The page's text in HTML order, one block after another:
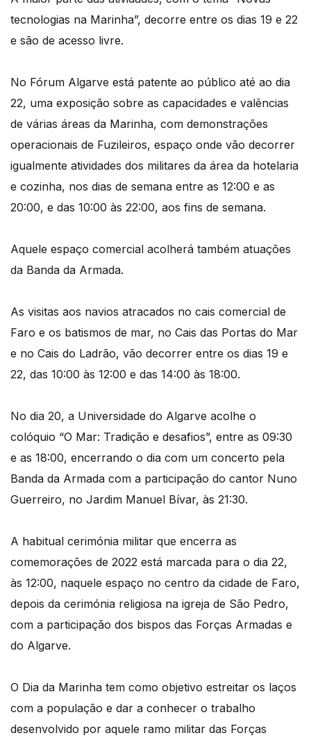
tecnologias na Marinha”, decorre entre os dias 19 e 22
e são de acesso livre.
No Fórum Algarve está patente ao público até ao dia
22, uma exposição sobre as capacidades e valências
de várias áreas da Marinha, com demonstrações
operacionais de Fuzileiros, espaço onde vão decorrer
igualmente atividades dos militares da área da hotelaria
e cozinha, nos dias de semana entre as 12:00 e as
20:00, e das 10:00 às 22:00, aos fins de semana.
Aquele espaço comercial acolherá também atuações
da Banda da Armada.
As visitas aos navios atracados no cais comercial de
Faro e os batismos de mar, no Cais das Portas do Mar
e no Cais do Ladrão, vão decorrer entre os dias 19 e
22, das 10:00 às 12:00 e das 14:00 às 18:00.
No dia 20, a Universidade do Algarve acolhe o
colóquio “O Mar: Tradição e desafios”, entre as 09:30
e as 18:00, encerrando o dia com um concerto pela
Banda da Armada com a participação do cantor Nuno
Guerreiro, no Jardim Manuel Bívar, às 21:30.
A habitual cerimónia militar que encerra as
comemorações de 2022 está marcada para o dia 22,
às 12:00, naquele espaço no centro da cidade de Faro,
depois da cerimónia religiosa na igreja de São Pedro,
com a participação dos bispos das Forças Armadas e
do Algarve.
O Dia da Marinha tem como objetivo estreitar os laços
com a população e dar a conhecer o trabalho
desenvolvido por aquele ramo militar das Forças